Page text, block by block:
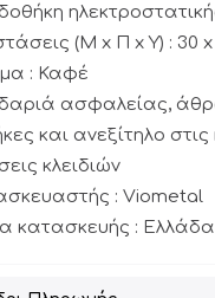
(M x Π x Y) : 30 x
: Καφέ
ασφαλείας,
και ανεξίτηλο στις
κλειδιών
: Viometal
κατασκευής : Ελλάδα